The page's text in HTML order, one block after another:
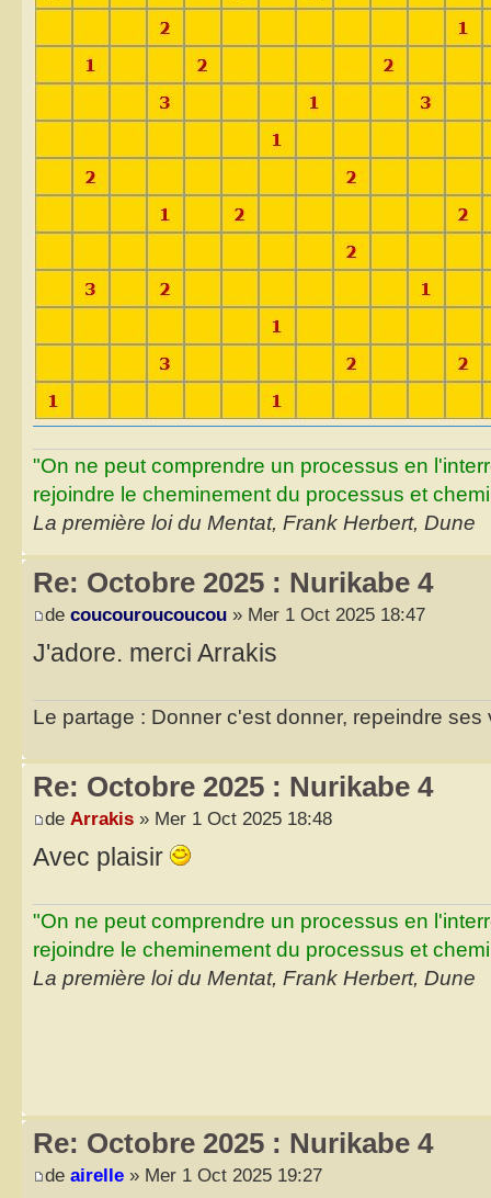
"On ne peut comprendre un processus en
rejoindre le cheminement du processus et
La première loi du Mentat, Frank Herbert, Dune
Re: Octobre 2025 : Nurikabe 4
de coucouroucoucou » Mer 1 Oct 2025 18:47
J'adore. merci Arrakis
Le partage : Donner c'est donner, repeindre ses
Re: Octobre 2025 : Nurikabe 4
de Arrakis » Mer 1 Oct 2025 18:48
Avec plaisir
"On ne peut comprendre un processus en
rejoindre le cheminement du processus et
La première loi du Mentat, Frank Herbert, Dune
Re: Octobre 2025 : Nurikabe 4
de airelle » Mer 1 Oct 2025 19:27